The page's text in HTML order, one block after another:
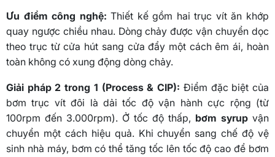
Ưu điểm công nghệ: Thiết kế gồm hai trục vít ăn khớp
quay ngược chiều nhau. Dòng chảy được vận chuyển dọc
theo trục từ cửa hút sang cửa đẩy một cách êm ái, hoàn
toàn không có xung động dòng chảy.
Giải pháp 2 trong 1 (Process & CIP): Điểm đặc biệt của
bơm trục vít đôi là dải tốc độ vận hành cực rộng (từ
100rpm đến 3.000rpm). Ở tốc độ thấp, bơm syrupvận
chuyển một cách hiệu quả. Khi chuyển sang chế độ vệ
sinh nhà máy, bơm có thể tăng tốc lên tốc độ cao để bơm